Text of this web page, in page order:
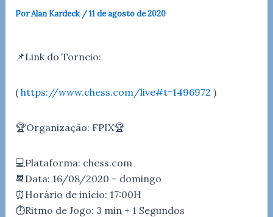
PorAlan Kardeck /11 de agosto de 2020
📌Link do Torneio:
( https://www.chess.com/live#t=1496972 )
🏆Organização: FPIX🏆
💻Plataforma: chess.com
📆Data: 16/08/2020 – domingo
⏰Horário de início: 17:00H
⏱️Ritmo de Jogo: 3 min + 1 Segundos